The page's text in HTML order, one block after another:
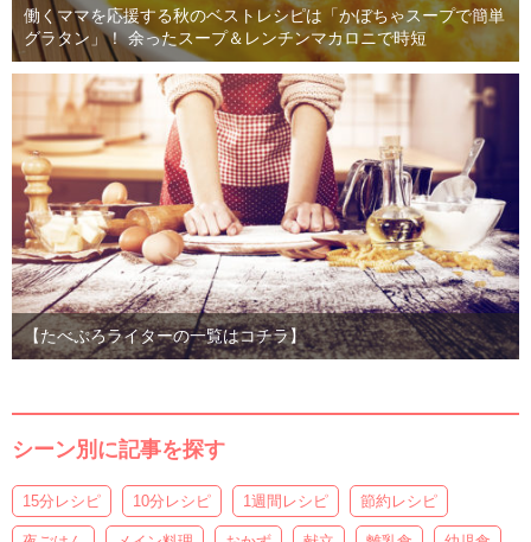
働くママを応援する秋のベストレシピは「かぼちゃスープで簡単
グラタン」！ 余ったスープ＆レンチンマカロニで時短
【たべぷろライターの一覧はコチラ】
シーン別に記事を探す
15分レシピ 10分レシピ 1週間レシピ 節約レシピ